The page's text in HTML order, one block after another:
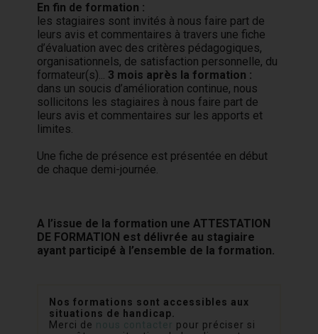
En fin de formation :
les stagiaires sont invités à nous faire part de
leurs avis et commentaires à travers une fiche
d’évaluation avec des critères pédagogiques,
organisationnels, de satisfaction personnelle, du
formateur(s)... 3 mois après la formation :
dans un soucis d’amélioration continue, nous
sollicitons les stagiaires à nous faire part de
leurs avis et commentaires sur les apports et
limites.
Une fiche de présence est présentée en début
de chaque demi-journée.
A l’issue de la formation une ATTESTATION
DE FORMATION est délivrée au stagiaire
ayant participé à l’ensemble de la formation.
Nos formations sont accessibles aux
situations de handicap.
Merci de nous contacter pour préciser si